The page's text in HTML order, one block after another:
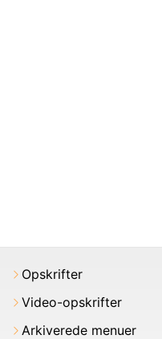
Opskrifter
Video-opskrifter
Arkiverede menuer